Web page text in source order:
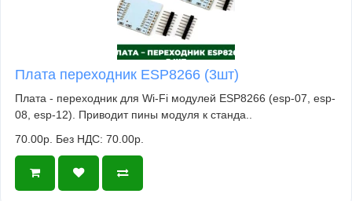
Плата переходник ESP8266 (3шт)
Плата - переходник для Wi-Fi модулей ESP8266 (esp-07, esp-
08, esp-12). Приводит пины модуля к станда..
70.00р. Без НДС: 70.00р.